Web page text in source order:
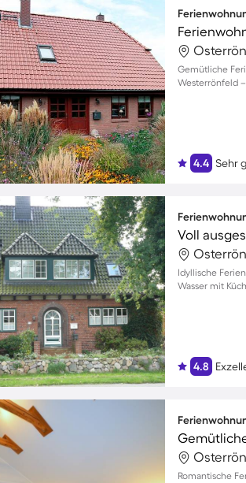
Gemütliche
Westerrönfeld
4.4 Sehr
Idyllische
Wasser mit
4.8
Romantische